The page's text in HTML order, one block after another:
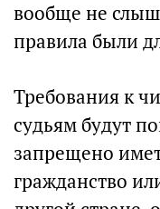
вообще не
правила были
Требования к
судьям будут
запрещено
гражданство